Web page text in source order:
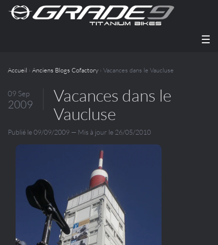
☰
Accueil › Anciens Blogs Cofactory › Vacances dans le Vaucluse
09 Sep
2009
Vacances dans le
Vaucluse
Publié le 09/09/2009 — Mis à jour le 26/05/2010